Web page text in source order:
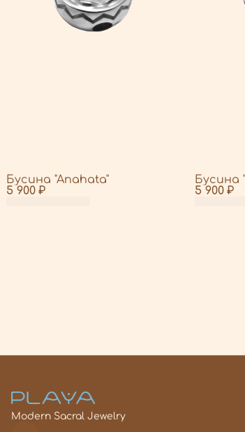
5 900 ₽
Бусина "Anahata"
5 900 ₽
Бусина
Modern Sacral Jewelry